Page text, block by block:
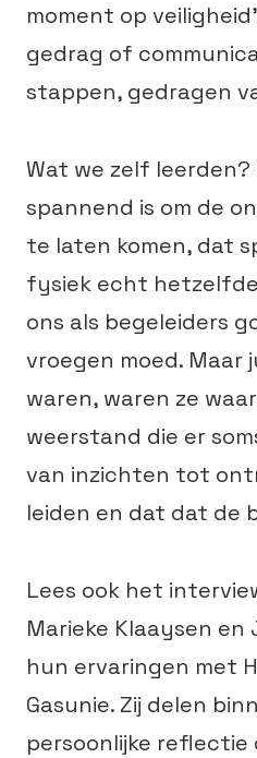
moment op
gedrag of
stappen, gedragen
Wat we zelf
spannend is om de
te laten komen, dat
fysiek echt hetzelfde
ons als begeleiders
vroegen moed. Maar
waren, waren ze
weerstand die er
van inzichten tot
leiden en dat dat de
Lees ook het
Marieke Klaaysen en
hun ervaringen met
Gasunie. Zij delen
persoonlijke reflectie